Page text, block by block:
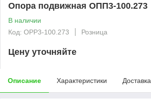
Опора подвижная ОПП3-100.273
В наличии
Код: OPP3-100.273
Розница
Цену уточняйте
Описание Характеристики Доставка